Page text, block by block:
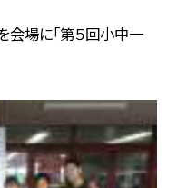
会場に「第５回小中一